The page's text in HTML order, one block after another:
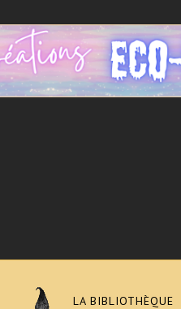
LA BIBLIOTHÈQUE